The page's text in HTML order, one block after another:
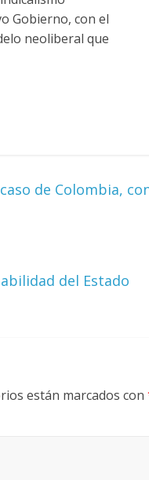
Gobierno, con el
neoliberal que
de Colombia,
del Estado
están marcados con